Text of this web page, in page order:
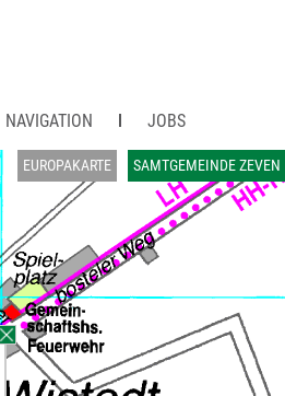
NAVIGATION JOBS
EUROPAKARTE SAMTGEMEINDE ZEVEN